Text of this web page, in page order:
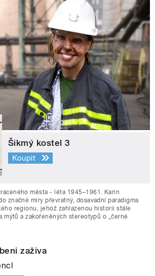
Šikmý kostel 3
Koupit
města - léta 1945–1961. Karin
značné míry převratný, dosavadní paradigma
regionu, jehož zahlazenou historii stále
mýtů a zakořeněných stereotypů o „černé
zaživa